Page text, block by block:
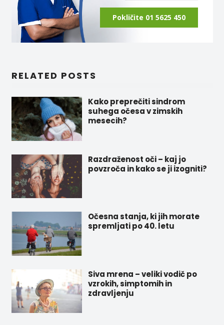
Pokličite 01 5625 450
RELATED POSTS
Kako preprečiti sindrom
suhega očesa v zimskih
mesecih?
Razdraženost oči – kaj jo
povzroča in kako se ji izogniti?
Očesna stanja, ki jih morate
spremljati po 40. letu
Siva mrena – veliki vodič po
vzrokih, simptomih in
zdravljenju